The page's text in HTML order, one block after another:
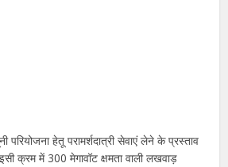
परियोजना हेतू परामर्शदात्री सेवाएं लेने के प्रस्ताव
क्रम में 300 मेगावॉट क्षमता वाली लखवाड़